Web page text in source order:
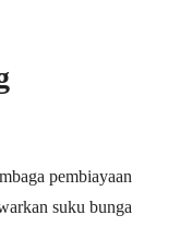
pembiayaan
suku bunga